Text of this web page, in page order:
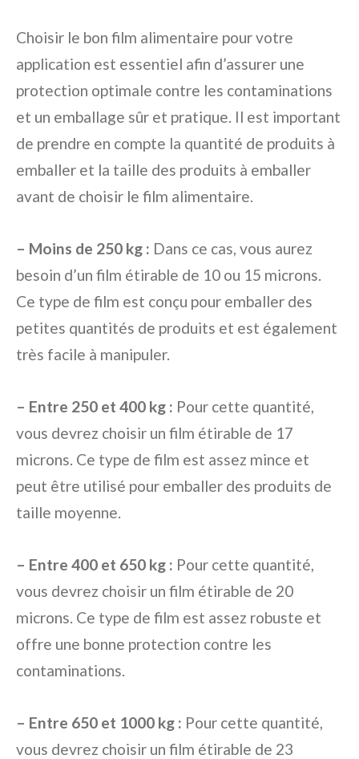
Choisir le bon film alimentaire pour votre
application est essentiel afin d’assurer une
protection optimale contre les contaminations
et un emballage sûr et pratique. Il est important
de prendre en compte la quantité de produits à
emballer et la taille des produits à emballer
avant de choisir le film alimentaire.
– Moins de 250 kg : Dans ce cas, vous aurez
besoin d’un film étirable de 10 ou 15 microns.
Ce type de film est conçu pour emballer des
petites quantités de produits et est également
très facile à manipuler.
– Entre 250 et 400 kg : Pour cette quantité,
vous devrez choisir un film étirable de 17
microns. Ce type de film est assez mince et
peut être utilisé pour emballer des produits de
taille moyenne.
– Entre 400 et 650 kg : Pour cette quantité,
vous devrez choisir un film étirable de 20
microns. Ce type de film est assez robuste et
offre une bonne protection contre les
contaminations.
– Entre 650 et 1000 kg : Pour cette quantité,
vous devrez choisir un film étirable de 23